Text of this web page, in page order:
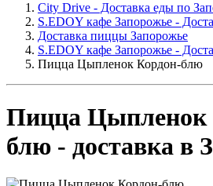
City Drive - Доставка еды по
S.EDOY кафе Запорожье -
Доставка пиццы Запорожье
S.EDOY кафе Запорожье -
Пицца Цыпленок Кордон-блю
Пицца Цыпленок
блю - доставка в